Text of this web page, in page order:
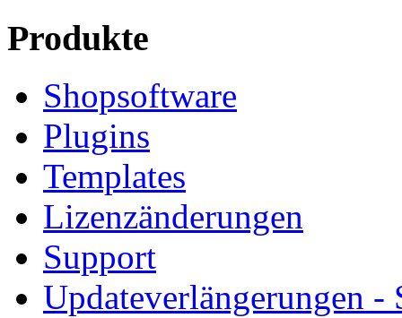
Produkte
Shopsoftware
Plugins
Templates
Lizenzänderungen
Support
Updateverlängerungen -